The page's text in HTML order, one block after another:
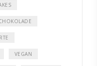
VEGAN